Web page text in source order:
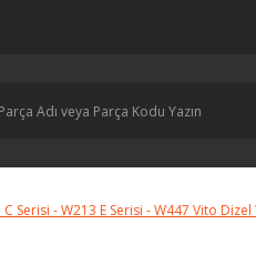
Serisi - W213 E Serisi - W447 Vito Dizel